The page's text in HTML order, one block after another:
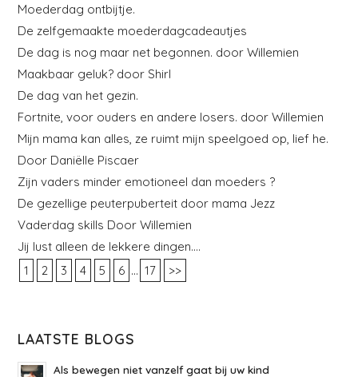
Moederdag ontbijtje.
De zelfgemaakte moederdagcadeautjes
De dag is nog maar net begonnen. door Willemien
Maakbaar geluk? door Shirl
De dag van het gezin.
Fortnite, voor ouders en andere losers. door Willemien
Mijn mama kan alles, ze ruimt mijn speelgoed op, lief he.
Door Daniëlle Piscaer
Zijn vaders minder emotioneel dan moeders ?
De gezellige peuterpuberteit door mama Jezz
Vaderdag skills Door Willemien
Jij lust alleen de lekkere dingen….
1
2 3 4 5 6 ... 17 >>
LAATSTE BLOGS
Als bewegen niet vanzelf gaat bij uw kind